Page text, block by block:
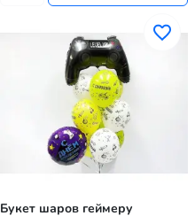
Букет шаров геймеру